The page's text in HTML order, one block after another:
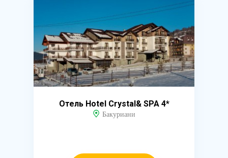
Отель Hotel Crystal& SPA 4*
Бакуриани